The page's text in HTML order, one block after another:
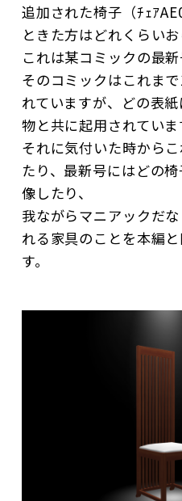
追加された椅子（ﾁｪｱ
ときた方はどれくらいお
これは某コミックの最新
そのコミックはこれま
れていますが、どの表
物と共に起用されていま
それに気付いた時から
たり、最新号にはどの
像したり、
我ながらマニアックだ
れる家具のことを本編
す。